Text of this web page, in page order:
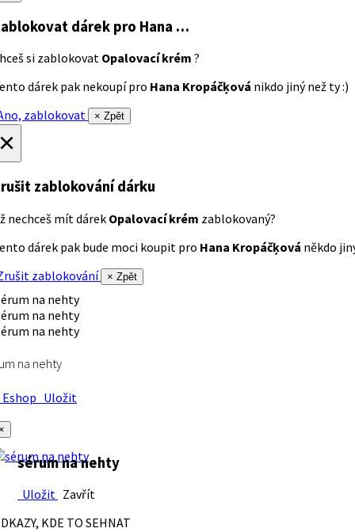
dárek pro Hana …
si zablokovat Opalovací krém ?
dárek pak nekoupí pro Hana Kropáčķová nikdo jiný než ty :)
zablokovat
× Zpět
zablokování dárku
nechceš mít dárek Opalovací krém zablokovaný?
dárek pak bude moci koupit pro Hana Kropáčķová někdo
zablokování
× Zpět
na nehty
Uložit
sérum na nehty
Uložit Zavřít
KDE TO SEHNAT